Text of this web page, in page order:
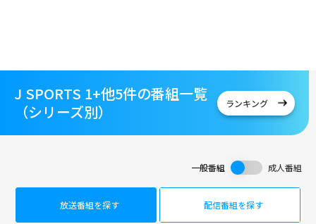
J SPORTS 1+他5件の番組一覧
（シリーズ別）
ランキング
一般番組 成人番組
放送番組を探す 配信番組を探す